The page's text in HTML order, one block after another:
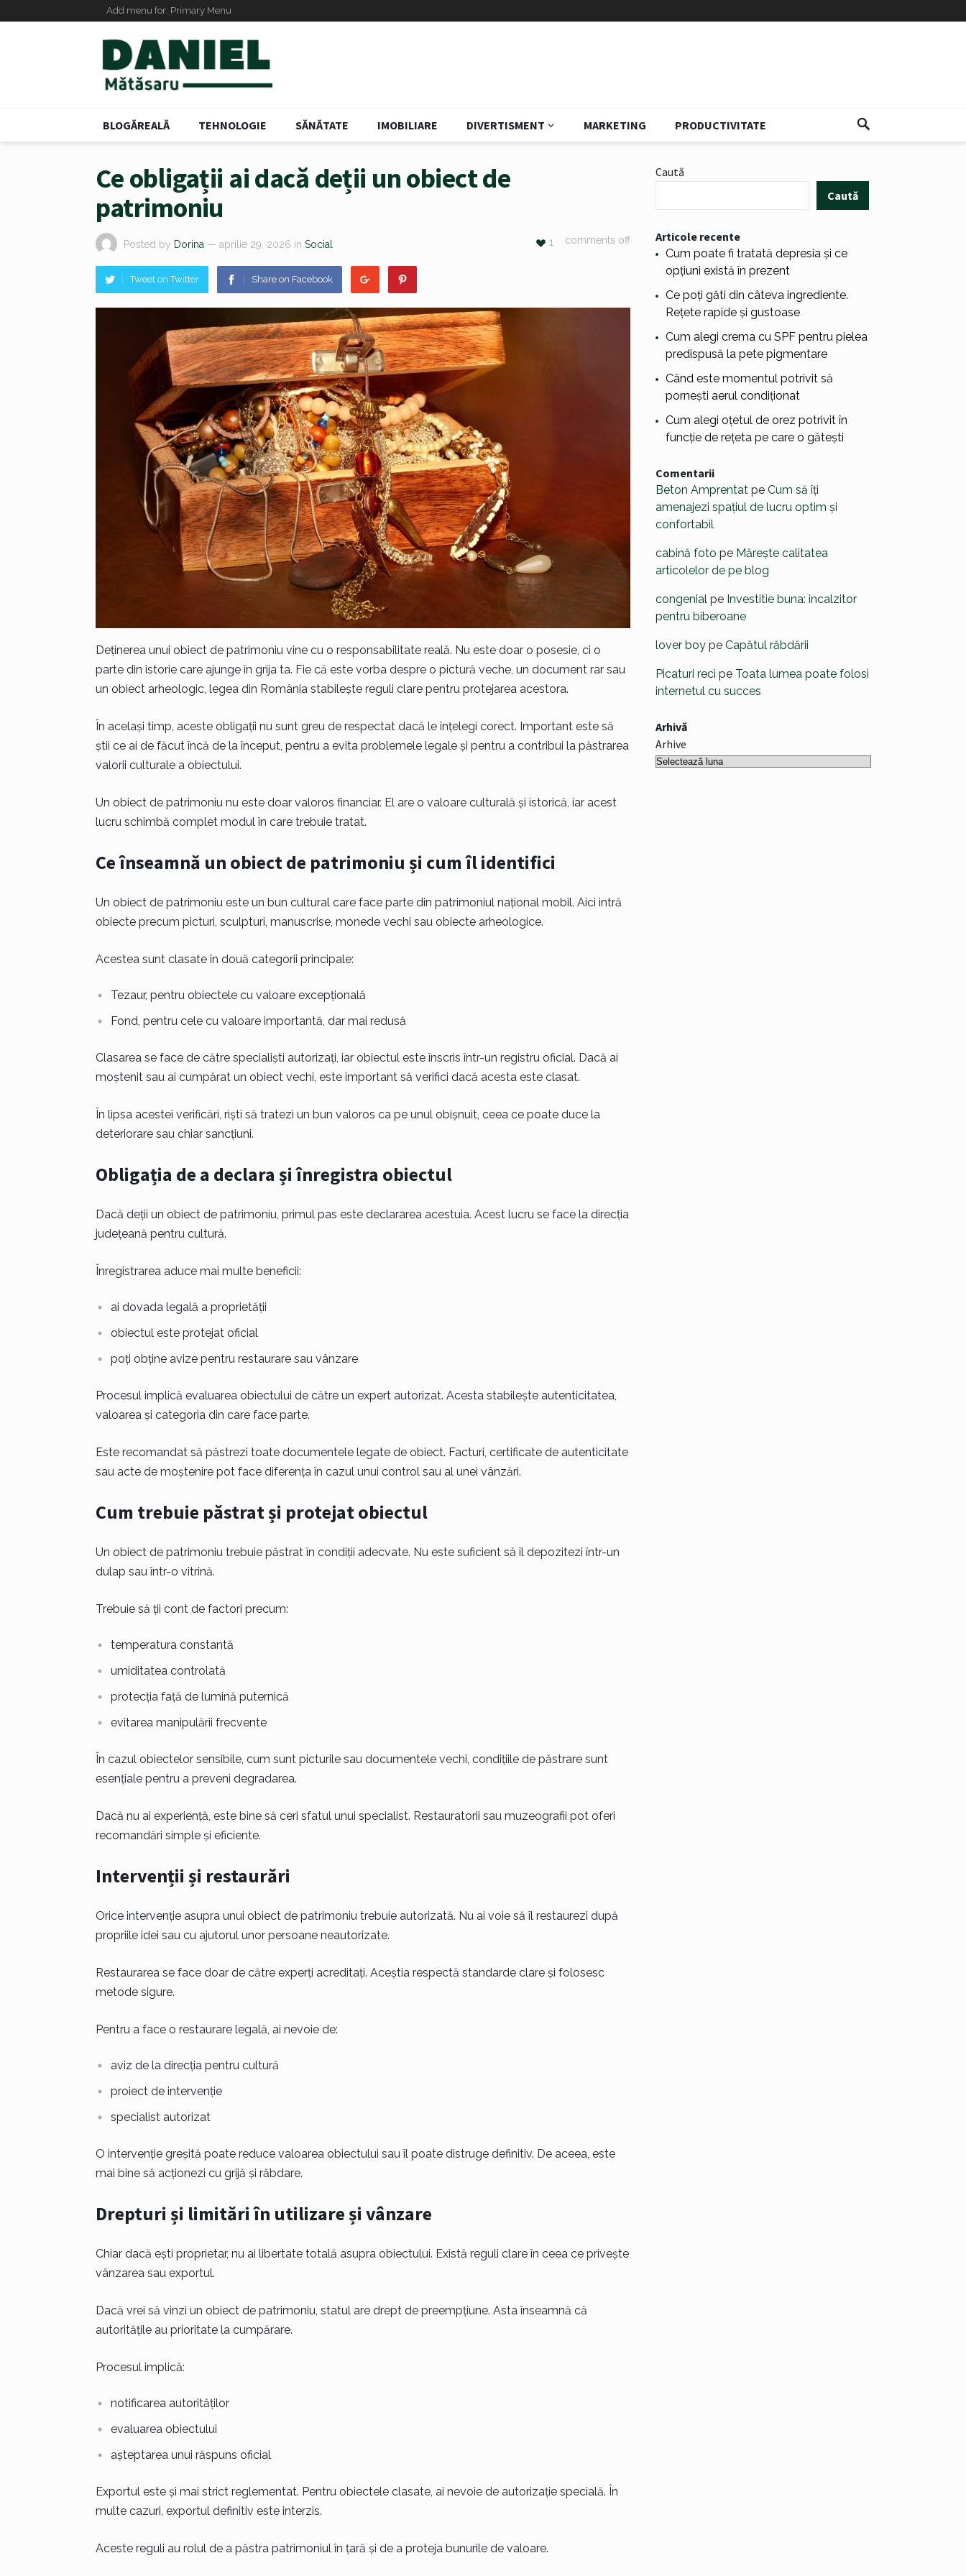
Add menu for: Primary Menu
BLOGĂREALĂ TEHNOLOGIE SĂNĂTATE IMOBILIARE DIVERTISMENT MARKETING PRODUCTIVITATE
Ce obligații ai dacă deții un obiect de
patrimoniu
Posted by Dorina — aprilie 29, 2026 in Social comments off
1
Tweet on Twitter Share on Facebook
Deținerea unui obiect de patrimoniu vine cu o responsabilitate reală. Nu este doar o posesie, ci o
parte din istorie care ajunge în grija ta. Fie că este vorba despre o pictură veche, un document rar sau
un obiect arheologic, legea din România stabilește reguli clare pentru protejarea acestora.
În același timp, aceste obligații nu sunt greu de respectat dacă le înțelegi corect. Important este să
știi ce ai de făcut încă de la început, pentru a evita problemele legale și pentru a contribui la păstrarea
valorii culturale a obiectului.
Un obiect de patrimoniu nu este doar valoros financiar. El are o valoare culturală și istorică, iar acest
lucru schimbă complet modul în care trebuie tratat.
Ce înseamnă un obiect de patrimoniu și cum îl identifici
Un obiect de patrimoniu este un bun cultural care face parte din patrimoniul național mobil. Aici intră
obiecte precum picturi, sculpturi, manuscrise, monede vechi sau obiecte arheologice.
Acestea sunt clasate în două categorii principale:
Tezaur, pentru obiectele cu valoare excepțională
Fond, pentru cele cu valoare importantă, dar mai redusă
Clasarea se face de către specialiști autorizați, iar obiectul este înscris într-un registru oficial. Dacă ai
moștenit sau ai cumpărat un obiect vechi, este important să verifici dacă acesta este clasat.
În lipsa acestei verificări, riști să tratezi un bun valoros ca pe unul obișnuit, ceea ce poate duce la
deteriorare sau chiar sancțiuni.
Obligația de a declara și înregistra obiectul
Dacă deții un obiect de patrimoniu, primul pas este declararea acestuia. Acest lucru se face la direcția
județeană pentru cultură.
Înregistrarea aduce mai multe beneficii:
ai dovada legală a proprietății
obiectul este protejat oficial
poți obține avize pentru restaurare sau vânzare
Procesul implică evaluarea obiectului de către un expert autorizat. Acesta stabilește autenticitatea,
valoarea și categoria din care face parte.
Este recomandat să păstrezi toate documentele legate de obiect. Facturi, certificate de autenticitate
sau acte de moștenire pot face diferența în cazul unui control sau al unei vânzări.
Cum trebuie păstrat și protejat obiectul
Un obiect de patrimoniu trebuie păstrat în condiții adecvate. Nu este suficient să îl depozitezi într-un
dulap sau într-o vitrină.
Trebuie să ții cont de factori precum:
temperatura constantă
umiditatea controlată
protecția față de lumină puternică
evitarea manipulării frecvente
În cazul obiectelor sensibile, cum sunt picturile sau documentele vechi, condițiile de păstrare sunt
esențiale pentru a preveni degradarea.
Dacă nu ai experiență, este bine să ceri sfatul unui specialist. Restauratorii sau muzeografii pot oferi
recomandări simple și eficiente.
Intervenții și restaurări
Orice intervenție asupra unui obiect de patrimoniu trebuie autorizată. Nu ai voie să îl restaurezi după
propriile idei sau cu ajutorul unor persoane neautorizate.
Restaurarea se face doar de către experți acreditați. Aceștia respectă standarde clare și folosesc
metode sigure.
Pentru a face o restaurare legală, ai nevoie de:
aviz de la direcția pentru cultură
proiect de intervenție
specialist autorizat
O intervenție greșită poate reduce valoarea obiectului sau îl poate distruge definitiv. De aceea, este
mai bine să acționezi cu grijă și răbdare.
Drepturi și limitări în utilizare și vânzare
Chiar dacă ești proprietar, nu ai libertate totală asupra obiectului. Există reguli clare în ceea ce privește
vânzarea sau exportul.
Dacă vrei să vinzi un obiect de patrimoniu, statul are drept de preempțiune. Asta înseamnă că
autoritățile au prioritate la cumpărare.
Procesul implică:
notificarea autorităților
evaluarea obiectului
așteptarea unui răspuns oficial
Exportul este și mai strict reglementat. Pentru obiectele clasate, ai nevoie de autorizație specială. În
multe cazuri, exportul definitiv este interzis.
Aceste reguli au rolul de a păstra patrimoniul în țară și de a proteja bunurile de valoare.
Caută
Caută
Articole recente
Cum poate fi tratată depresia și ce
opțiuni există în prezent
Ce poți găti din câteva ingrediente.
Rețete rapide și gustoase
Cum alegi crema cu SPF pentru pielea
predispusă la pete pigmentare
Când este momentul potrivit să
pornești aerul condiționat
Cum alegi oțetul de orez potrivit în
funcție de rețeta pe care o gătești
Comentarii
Beton Amprentatpe Cum să îți
amenajezi spațiul de lucru optim și
confortabil
cabină foto pe Mărește calitatea
articolelor de pe blog
congenialpe Investitie buna: incalzitor
pentru biberoane
lover boype Capătul răbdării
Picaturi reci pe Toata lumea poate folosi
internetul cu succes
Arhivă
Arhive